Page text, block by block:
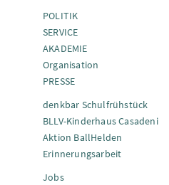
POLITIK
SERVICE
AKADEMIE
Organisation
PRESSE
denkbar Schulfrühstück
BLLV-Kinderhaus Casadeni
Aktion BallHelden
Erinnerungsarbeit
Jobs